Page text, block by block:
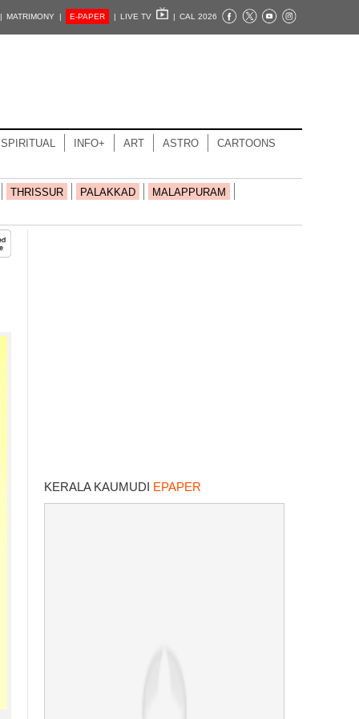
MATRIMONY | E-PAPER | LIVE TV | CAL 2026
SPIRITUAL INFO+ ART ASTRO CARTOONS
THRISSUR PALAKKAD MALAPPURAM
KERALA KAUMUDI EPAPER